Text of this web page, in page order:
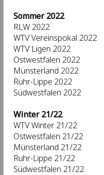
Sommer 2022
RLW 2022
WTV Vereinspokal 2022
WTV Ligen 2022
Ostwestfalen 2022
Münsterland 2022
Ruhr-Lippe 2022
Südwestfalen 2022
Winter 21/22
WTV Winter 21/22
Ostwestfalen 21/22
Münsterland 21/22
Ruhr-Lippe 21/22
Südwestfalen 21/22